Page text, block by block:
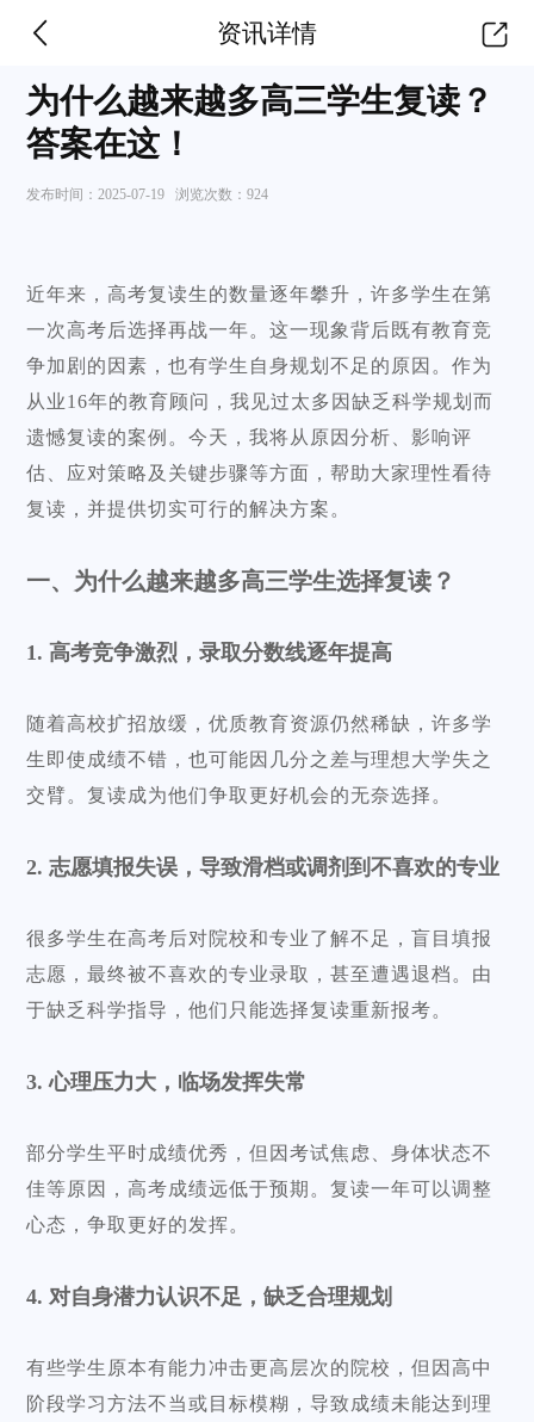
资讯详情
为什么越来越多高三学生复读？
答案在这！
发布时间：2025-07-19 浏览次数：924
近年来，高考复读生的数量逐年攀升，许多学生在第
一次高考后选择再战一年。这一现象背后既有教育竞
争加剧的因素，也有学生自身规划不足的原因。作为
从业16年的教育顾问，我见过太多因缺乏科学规划而
遗憾复读的案例。今天，我将从原因分析、影响评
估、应对策略及关键步骤等方面，帮助大家理性看待
复读，并提供切实可行的解决方案。
一、为什么越来越多高三学生选择复读？
1. 高考竞争激烈，录取分数线逐年提高
随着高校扩招放缓，优质教育资源仍然稀缺，许多学
生即使成绩不错，也可能因几分之差与理想大学失之
交臂。复读成为他们争取更好机会的无奈选择。
2. 志愿填报失误，导致滑档或调剂到不喜欢的专业
很多学生在高考后对院校和专业了解不足，盲目填报
志愿，最终被不喜欢的专业录取，甚至遭遇退档。由
于缺乏科学指导，他们只能选择复读重新报考。
3. 心理压力大，临场发挥失常
部分学生平时成绩优秀，但因考试焦虑、身体状态不
佳等原因，高考成绩远低于预期。复读一年可以调整
心态，争取更好的发挥。
4. 对自身潜力认识不足，缺乏合理规划
有些学生原本有能力冲击更高层次的院校，但因高中
阶段学习方法不当或目标模糊，导致成绩未能达到理